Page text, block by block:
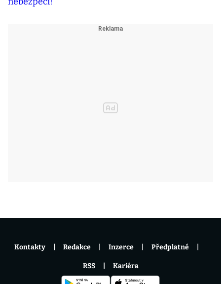
Kontakty Redakce Inzerce Předplatné
RSS Kariéra